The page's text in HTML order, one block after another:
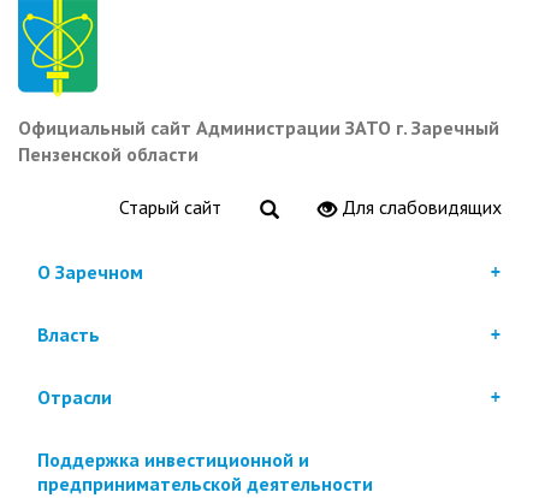
Перейти
основному
содержанию
Официальный сайт Администрации ЗАТО г. Заречный
Пензенской области
Старый сайт Для слабовидящих
О Заречном
Власть
Отрасли
Поддержка инвестиционной и
предпринимательской деятельности